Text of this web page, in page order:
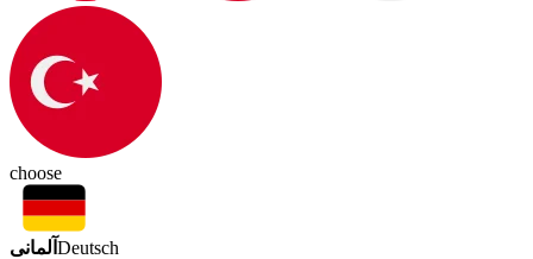
choose
آلمانی Deutsch